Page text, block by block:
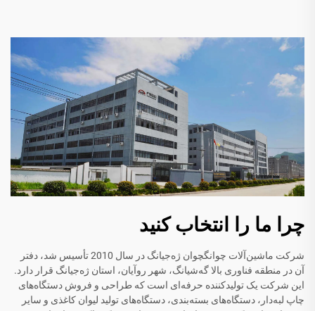
چرا ما را انتخاب کنید
شرکت ماشین‌آلات چوانگچوان ژه‌جیانگ در سال 2010 تأسیس شد، دفتر
آن در منطقه فناوری بالا گه‌شیانگ، شهر روآیان، استان ژه‌جیانگ قرار دارد.
این شرکت یک تولیدکننده حرفه‌ای است که طراحی و فروش دستگاه‌های
چاپ لبه‌دار، دستگاه‌های بسته‌بندی، دستگاه‌های تولید لیوان کاغذی و سایر